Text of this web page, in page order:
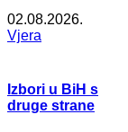
02.08.2026.
Vjera
Izbori u BiH s
druge strane